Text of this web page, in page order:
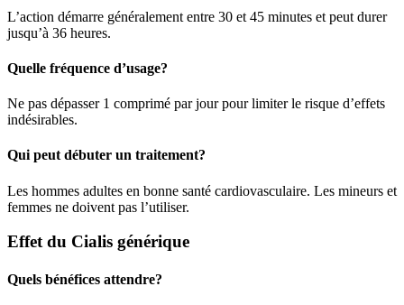
L’action démarre généralement entre 30 et 45 minutes et peut durer
jusqu’à 36 heures.
Quelle fréquence d’usage?
Ne pas dépasser 1 comprimé par jour pour limiter le risque d’effets
indésirables.
Qui peut débuter un traitement?
Les hommes adultes en bonne santé cardiovasculaire. Les mineurs et
femmes ne doivent pas l’utiliser.
Effet du Cialis générique
Quels bénéfices attendre?